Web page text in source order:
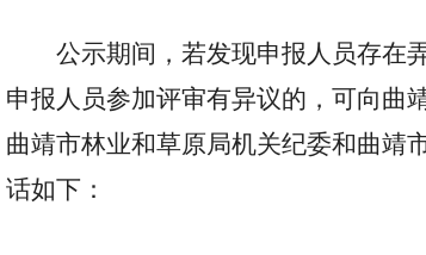
公示期间，若发现申报人员存在
申报人员参加评审有异议的，可向曲
曲靖市林业和草原局机关纪委和曲靖
话如下：